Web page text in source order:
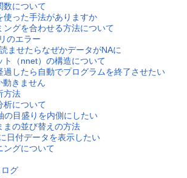
数について
使った手法がありますか
ングを合わせる方法について
のエラー
ませたらなぜかデータがNAに
ト（nnet）の構造について
過したら自動でプログラムを終了させたい
動きません
方法
析について
の目盛りを内側にしたい
まの並び替えの方法
日付データを表示したい
ングについて
グ